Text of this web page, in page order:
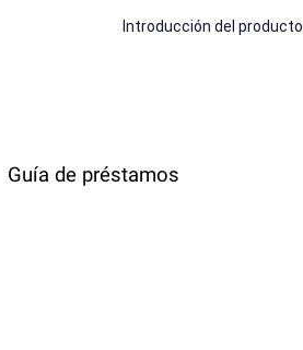
Introducción del producto
Guía de préstamos